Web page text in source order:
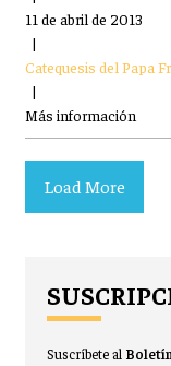
11 de abril de 2013
|
Catequesis del Papa
|
Más información
Load More
Suscríbete al